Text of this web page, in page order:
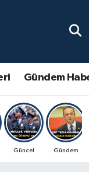
Gündem
Güncel Gündem